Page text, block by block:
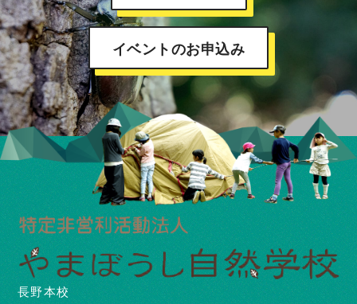
イベントのお申込み
長野本校